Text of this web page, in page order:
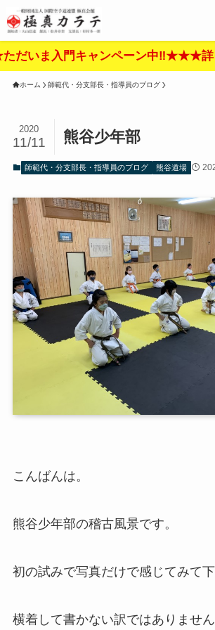
門キャンペーン中‼︎★★★詳しくは
ホーム 師範代・分支部長・指導員のブログ
熊谷少年部
2020
11/11
師範代・分支部長・指導員のブログ 熊谷道場
こんばんは。
熊谷少年部の稽古風景です。
初の試みで写真だけで感じてみて下
横着して書かない訳ではありませ